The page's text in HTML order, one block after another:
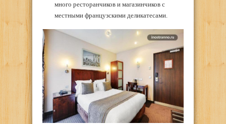
много ресторанчиков и магазинчиков с
местными французскими деликатесами.